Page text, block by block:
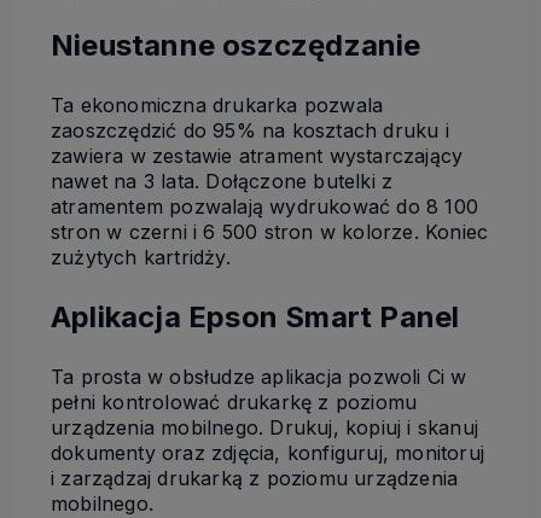
Nieustanne oszczędzanie
Ta ekonomiczna drukarka pozwala
zaoszczędzić do 95% na kosztach druku i
zawiera w zestawie atrament wystarczający
nawet na 3 lata. Dołączone butelki z
atramentem pozwalają wydrukować do 8 100
stron w czerni i 6 500 stron w kolorze. Koniec
zużytych kartridży.
Aplikacja Epson Smart Panel
Ta prosta w obsłudze aplikacja pozwoli Ci w
pełni kontrolować drukarkę z poziomu
urządzenia mobilnego. Drukuj, kopiuj i skanuj
dokumenty oraz zdjęcia, konfiguruj, monitoruj
i zarządzaj drukarką z poziomu urządzenia
mobilnego.